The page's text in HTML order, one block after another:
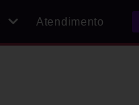
Atendimento